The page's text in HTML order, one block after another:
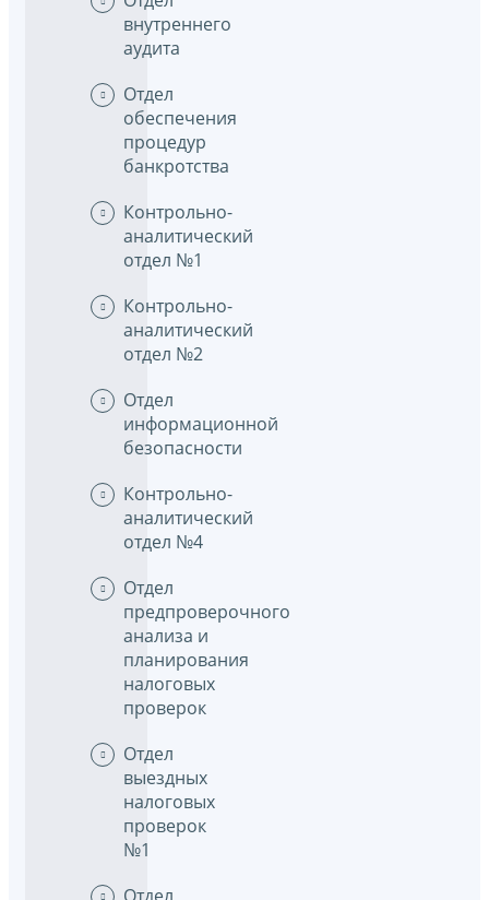
внутреннего
аудита
Отдел
обеспечения
процедур
банкротства
Контрольно-
аналитический
отдел №1
Контрольно-
аналитический
отдел №2
Отдел
информационной
безопасности
Контрольно-
аналитический
отдел №4
Отдел
предпроверочного
анализа и
планирования
налоговых
проверок
Отдел
выездных
налоговых
проверок
№1